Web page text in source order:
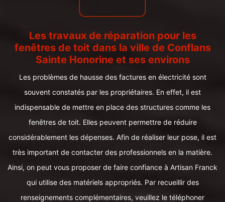
Les travaux de réparation pour les
fenêtres de toit dans la ville de Conflans
Sainte Honorine et ses environs
Les problèmes de hausse des factures en électricité sont
souvent constatés par les propriétaires. En effet, il est
indispensable de mettre en place des structures comme les
fenêtres de toit. Elles peuvent permettre de réduire
considérablement les dépenses. Afin de réaliser leur pose, il est
très important de contacter des professionnels en la matière.
Ainsi, on peut vous proposer de faire confiance à Artisan Franck
qui utilise des matériels appropriés. Par recueillir des
renseignements complémentaires, veuillez le téléphoner